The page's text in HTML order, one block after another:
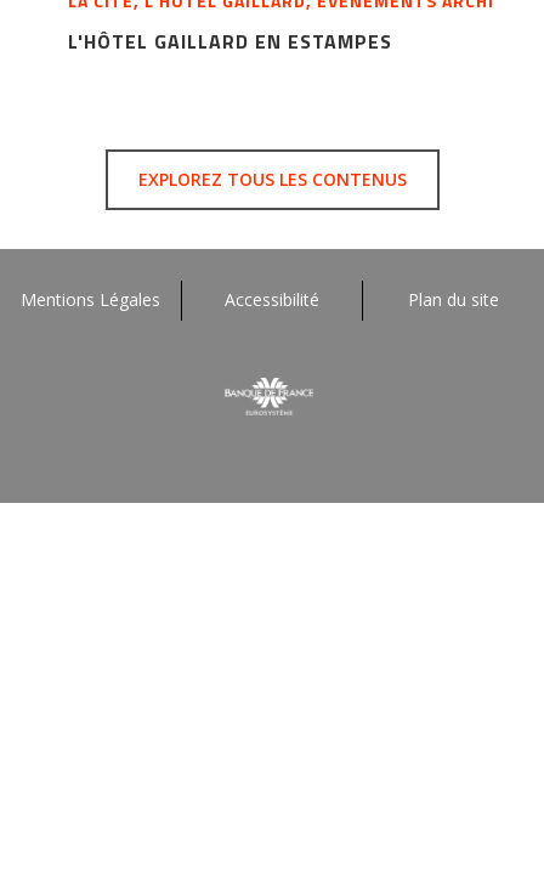
L'HÔTEL GAILLARD EN ESTAMPES
EXPLOREZ TOUS LES CONTENUS
Mentions Légales Accessibilité Plan du site